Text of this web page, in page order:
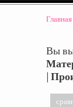
Главная
Вы
|